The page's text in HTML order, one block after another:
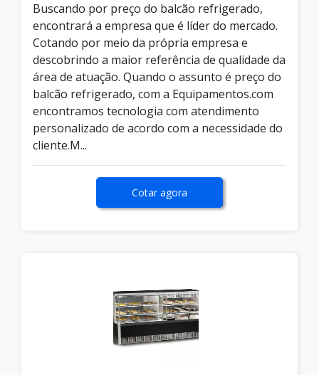
Buscando por preço do balcão refrigerado,
encontrará a empresa que é líder do mercado.
Cotando por meio da própria empresa e
descobrindo a maior referência de qualidade da
área de atuação. Quando o assunto é preço do
balcão refrigerado, com a Equipamentos.com
encontramos tecnologia com atendimento
personalizado de acordo com a necessidade do
cliente.M...
Cotar agora